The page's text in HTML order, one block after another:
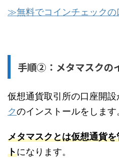
≫無料でコインチェックの
手順②：メタマスクの
仮想通貨取引所の口座開設
クのインストールをします
メタマスクとは仮想通貨
トになります。